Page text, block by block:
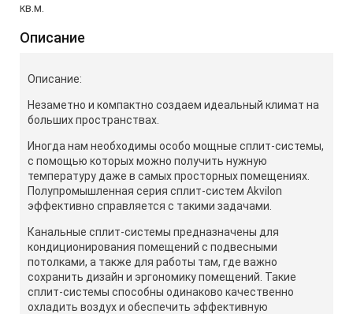
кв.м.
Описание
Описание:
Незаметно и компактно создаем идеальный климат на
больших пространствах.
Иногда нам необходимы особо мощные сплит-системы,
с помощью которых можно получить нужную
температуру даже в самых просторных помещениях.
Полупромышленная серия сплит-систем Akvilon
эффективно справляется с такими задачами.
Канальные сплит-системы предназначены для
кондиционирования помещений с подвесными
потолками, а также для работы там, где важно
сохранить дизайн и эргономику помещений. Такие
сплит-системы способны одинаково качественно
охладить воздух и обеспечить эффективную